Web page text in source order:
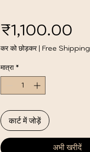
₹1,100.00मूल्य
कर को छोड़कर| Free Shipping
मात्रा *
कार्ट में जोड़ें
अभी खरीदें